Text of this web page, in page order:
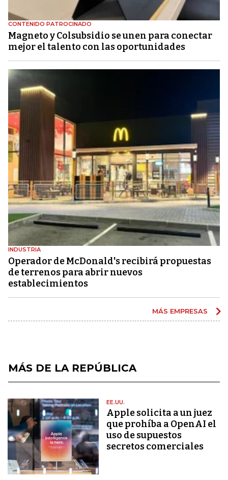
CONTENIDO PATROCINADO
Magneto y Colsubsidio se unen para conectar
mejor el talento con las oportunidades
INDUSTRIA
Operador de McDonald's recibirá propuestas
de terrenos para abrir nuevos
establecimientos
MÁS EMPRESAS
MÁS DE LA REPÚBLICA
EE.UU.
Apple solicita a un juez
que prohíba a OpenAI el
uso de supuestos
secretos comerciales